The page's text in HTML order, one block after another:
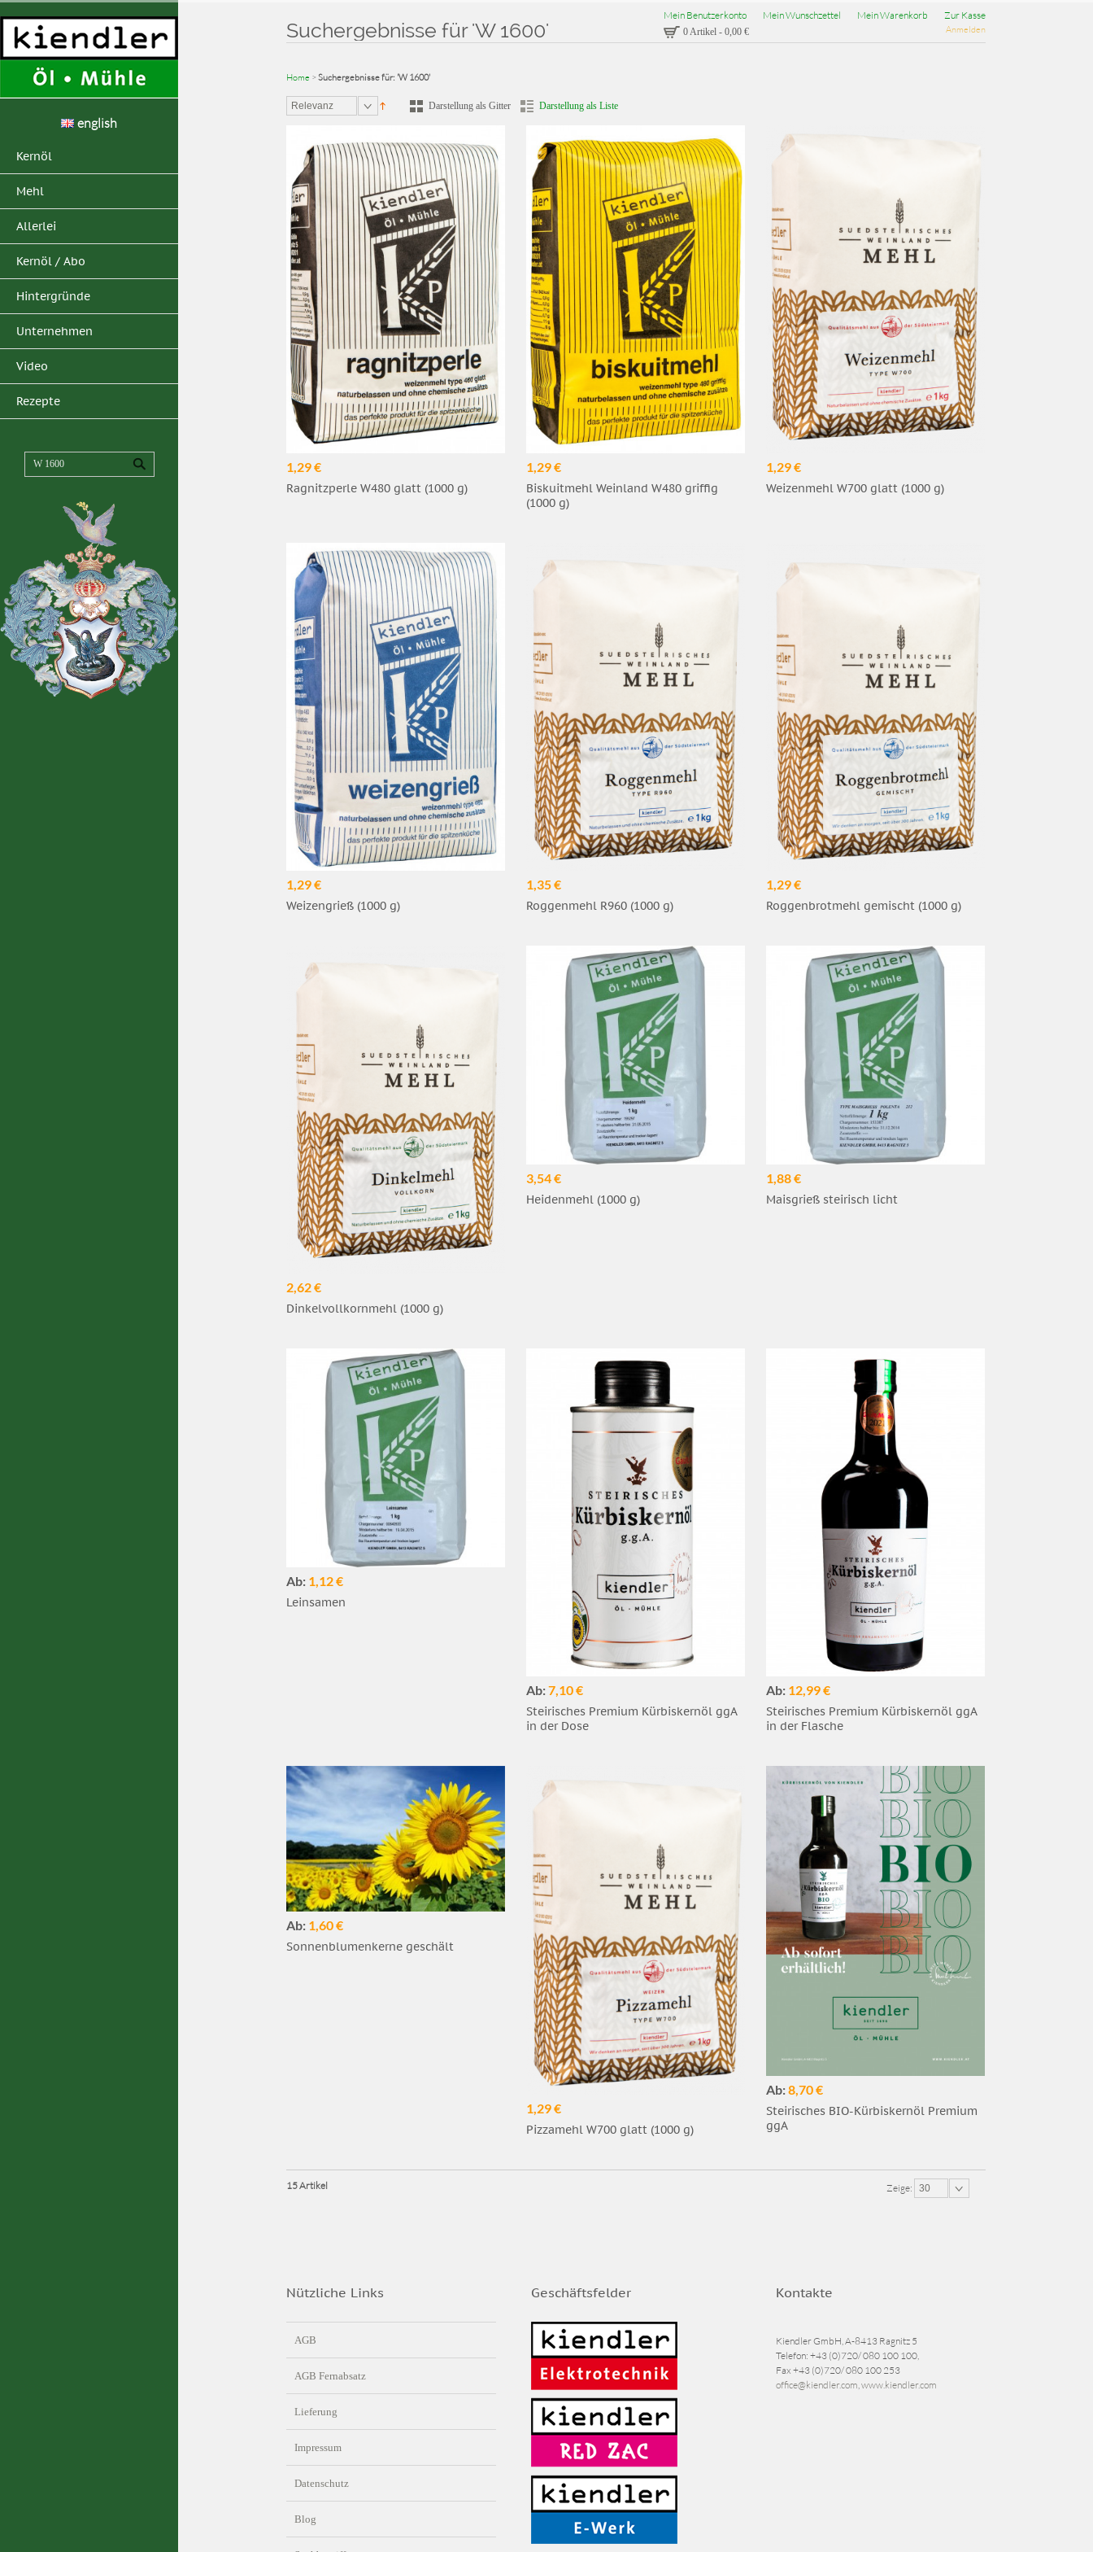
english
Kernöl
Mehl
Allerlei
Kernöl / Abo
Hintergründe
Unternehmen
Video
Rezepte
Mein Benutzerkonto Mein Wunschzettel Mein Warenkorb Zur Kasse
Anmelden
0 Artikel - 0,00 €
Suchergebnisse für 'W 1600'
Home > Suchergebnisse für: 'W 1600'
Relevanz Darstellung als Gitter Darstellung als Liste
1,29 €
Ragnitzperle W480 glatt (1000 g)
1,29 €
Biskuitmehl Weinland W480 griffig
(1000 g)
1,29 €
Weizenmehl W700 glatt (1000 g)
1,29 €
Weizengrieß (1000 g)
1,35 €
Roggenmehl R960 (1000 g)
1,29 €
Roggenbrotmehl gemischt (1000 g)
2,62 €
Dinkelvollkornmehl (1000 g)
3,54 €
Heidenmehl (1000 g)
1,88 €
Maisgrieß steirisch licht
Ab: 1,12 €
Leinsamen
Ab:7,10 €
Steirisches Premium Kürbiskernöl ggA
in der Dose
Ab: 12,99 €
Steirisches Premium Kürbiskernöl ggA
in der Flasche
Ab: 1,60 €
Sonnenblumenkerne geschält
1,29 €
Pizzamehl W700 glatt (1000 g)
Ab:8,70 €
Steirisches BIO-Kürbiskernöl Premium
ggA
Zeige: 30
15 Artikel
Nützliche Links
AGB
AGB Fernabsatz
Lieferung
Impressum
Datenschutz
Blog
Geschäftsfelder Kontakte
Kiendler GmbH, A-8413 Ragnitz 5
Telefon: +43 (0)720/ 080 100 100
Fax +43 (0)720/ 080 100 253
office@kiendler.com www.kiendler.com